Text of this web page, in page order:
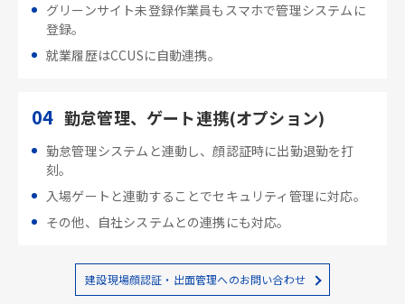
グリーンサイト未登録作業員もスマホで管理システムに
登録。
就業履歴はCCUSに自動連携。
04 勤怠管理、ゲート連携(オプション)
勤怠管理システムと連動し、顔認証時に出勤退勤を打
刻。
入場ゲートと連動することでセキュリティ管理に対応。
その他、自社システムとの連携にも対応。
建設現場顔認証・出面管理へのお問い合わせ